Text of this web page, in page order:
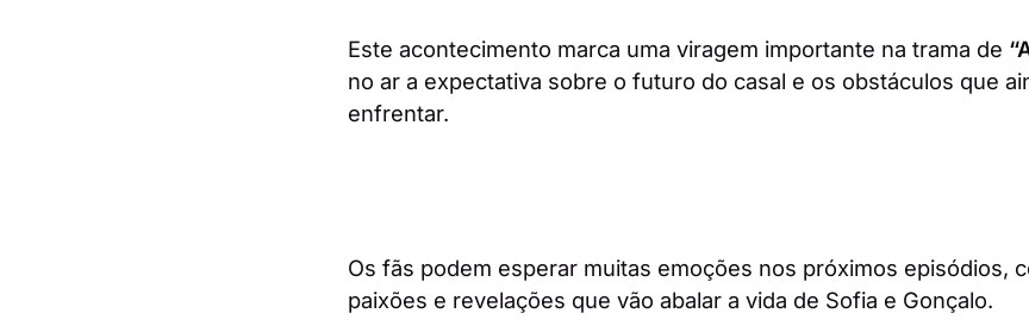
Este acontecimento marca uma viragem importante na trama de
no ar a expectativa sobre o futuro do casal e os obstáculos que
enfrentar.
Os fãs podem esperar muitas emoções nos próximos episódios,
paixões e revelações que vão abalar a vida de Sofia e Gonçalo.